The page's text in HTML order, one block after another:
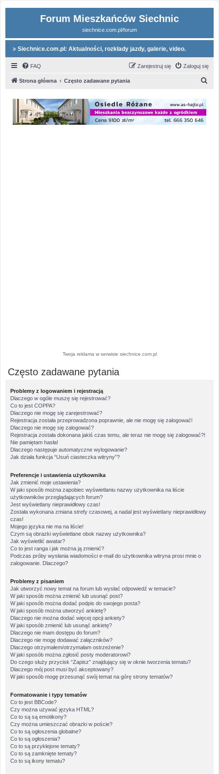
Forum Mieszkańców Siechnic
siechnice.com.pl/forum
Siechnice.com.pl: Aktualności, rozkłady jazdy, galerie, video.
FAQ Zaloguj się
Zarejestruj się
Strona główna Często zadawane pytania
Twoja reklama w serwisie siechnice.com.pl
Często zadawane pytania
Problemy z logowaniem i rejestracją
Dlaczego w ogóle muszę się rejestrować?
Co to jest COPPA?
Dlaczego nie mogę się zarejestrować?
Rejestracja została przeprowadzona poprawnie, ale nie mogę się zalogować!
Dlaczego nie mogę się zalogować?
Rejestracja została dokonana jakiś czas temu, ale teraz nie mogę się zalogować?!
Nie pamiętam hasła!
Dlaczego następuje automatyczne wylogowanie?
Jak działa funkcja “Usuń ciasteczka witryny”?
Preferencje i ustawienia użytkownika
Jak zmienić moje ustawienia?
W jaki sposób można zapobiec wyświetlaniu nazwy użytkownika na liście
użytkowników przeglądających forum?
Jest wyświetlany nieprawidłowy czas!
Została wykonana zmiana strefy czasowej, a nadal jest wyświetlany nieprawidłowy
czas!
Mojego języka nie ma na liście!
Czym są obrazki wyświetlane obok nazwy użytkownika?
Jak wyświetlić awatar?
Co to jest ranga i jak można ją zmienić?
Podczas próby wysłania wiadomości e-mail do użytkownika witryna prosi mnie o
zalogowanie. Dlaczego?
Problemy z pisaniem
Jak utworzyć nowy temat na forum lub wysłać odpowiedź w temacie?
W jaki sposób można zmienić lub usunąć post?
W jaki sposób można dodać podpis do swojego posta?
W jaki sposób można utworzyć ankietę?
Dlaczego nie można dodać więcej opcji ankiety?
W jaki sposób zmienić lub usunąć ankietę?
Dlaczego nie mam dostępu do forum?
Dlaczego nie mogę dodawać załączników?
Dlaczego otrzymałem/otrzymałam ostrzeżenie?
W jaki sposób można zgłosić posty moderatorowi?
Do czego służy przycisk “Zapisz” znajdujący się w oknie tworzenia tematu?
Dlaczego mój post musi być akceptowany?
W jaki sposób mogę przesunąć swój temat na górę strony tematów?
Formatowanie i typy tematów
Co to jest BBCode?
Czy można używać języka HTML?
Co to są są emotikony?
Czy można umieszczać obrazki w poście?
Co to są ogłoszenia globalne?
Co to są ogłoszenia?
Co to są przyklejone tematy?
Co to są zamknięte tematy?
Co to są ikony tematu?